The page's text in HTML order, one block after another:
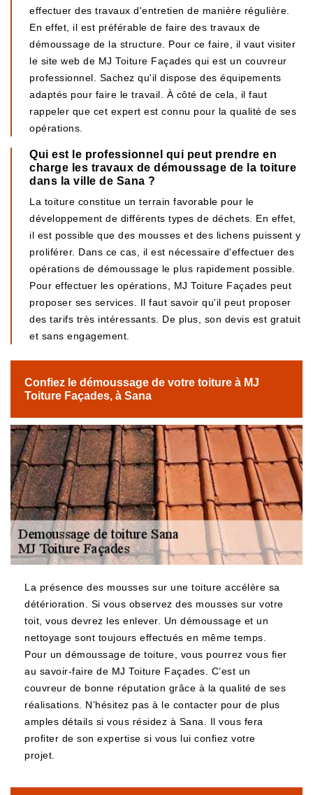
effectuer des travaux d'entretien de manière régulière.
En effet, il est préférable de faire des travaux de
démoussage de la structure. Pour ce faire, il vaut visiter
le site web de MJ Toiture Façades qui est un couvreur
professionnel. Sachez qu'il dispose des équipements
adaptés pour faire le travail. À côté de cela, il faut
rappeler que cet expert est connu pour la qualité de ses
opérations.
Qui est le professionnel qui peut prendre en
charge les travaux de démoussage de la toiture
dans la ville de Sana ?
La toiture constitue un terrain favorable pour le
développement de différents types de déchets. En effet,
il est possible que des mousses et des lichens puissent y
proliférer. Dans ce cas, il est nécessaire d'effectuer des
opérations de démoussage le plus rapidement possible.
Pour effectuer les opérations, MJ Toiture Façades peut
proposer ses services. Il faut savoir qu'il peut proposer
des tarifs très intéressants. De plus, son devis est gratuit
et sans engagement.
Confiez le démoussage de votre toiture à MJ
Toiture Façades, à Sana
La présence des mousses sur une toiture accélère sa
détérioration. Si vous observez des mousses sur votre
toit, vous devrez les enlever. Un démoussage et un
nettoyage sont toujours effectués en même temps.
Pour un démoussage de toiture, vous pourrez vous fier
au savoir-faire de MJ Toiture Façades. C’est un
couvreur de bonne réputation grâce à la qualité de ses
réalisations. N’hésitez pas à le contacter pour de plus
amples détails si vous résidez à Sana. Il vous fera
profiter de son expertise si vous lui confiez votre
projet.